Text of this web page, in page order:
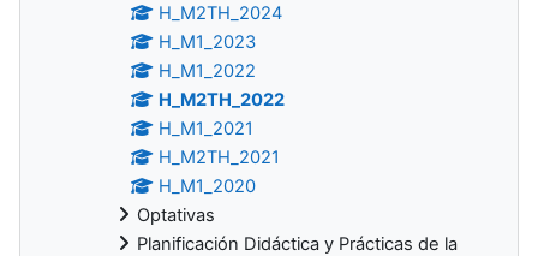
H_M2TH_2024
H_M1_2023
H_M1_2022
H_M2TH_2022
H_M1_2021
H_M2TH_2021
H_M1_2020
Optativas
Planificación Didáctica y Prácticas de la